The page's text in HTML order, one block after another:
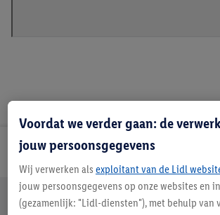
Lidl Nieuwsbrief
Jouw voordelen bij ons als Lidl webshop
Gratis retourneren Veilig winkelen
Voordat we verder gaan: de
jouw persoonsgegevens
Wij verwerken als exploitant van de Lidl
jouw persoonsgegevens op onze websites en
(gezamenlijk: "Lidl-diensten"), met behulp van